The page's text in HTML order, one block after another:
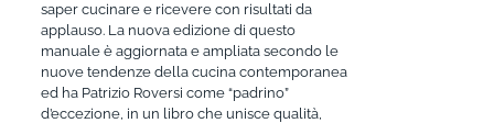
saper cucinare e ricevere con risultati da
applauso. La nuova edizione di questo
manuale è aggiornata e ampliata secondo le
nuove tendenze della cucina contemporanea
ed ha Patrizio Roversi come “padrino”
d’eccezione, in un libro che unisce qualità,